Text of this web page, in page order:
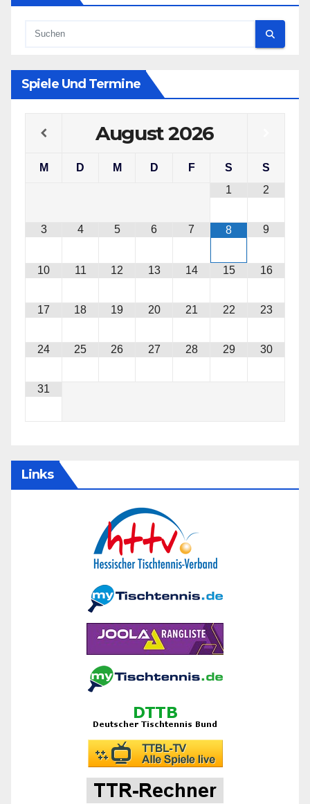
Spiele Und Termine
August2026
M D M D F S
S
1
2
3 4 5 6 7 8 9
10 11 12 13 14 15 16
17 18 19 20 21 22 23
24 25 26 27 28 29 30
31
Links